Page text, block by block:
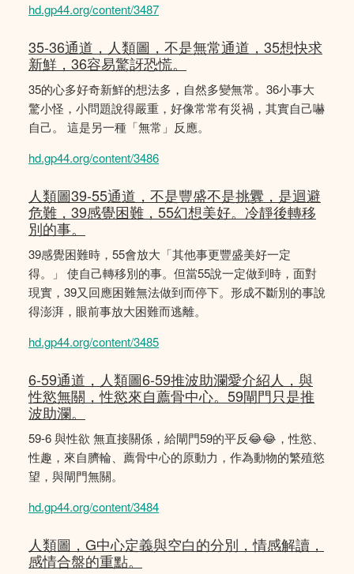
hd.gp44.org/content/3487
35-36通道，人類圖，不是無常通道，35想快求
新鮮，36容易驚訝恐慌。
35的心多好奇新鮮的想法多，自然多變無常。36小事大
驚小怪，小問題說得嚴重，好像常常有災禍，其實自己嚇
自己。 這是另一種「無常」反應。
hd.gp44.org/content/3486
人類圖39-55通道，不是豐盛不是挑釁，是迴避
危難，39感覺困難，55幻想美好。冷靜後轉移
別的事。
39感覺困難時，55會放大「其他事更豐盛美好一定
得。」 使自己轉移別的事。但當55說一定做到時，面對
現實，39又回應困難無法做到而停下。形成不斷別的事說
得澎湃，眼前事放大困難而逃離。
hd.gp44.org/content/3485
6-59通道，人類圖6-59推波助瀾愛介紹人，與
性慾無關，性慾來自薦骨中心。59閘門只是推
波助瀾。
59-6 與性欲 無直接關係，給閘門59的平反😂😂，性慾、
性趣，來自臍輪、薦骨中心的原動力，作為動物的繁殖慾
望，與閘門無關。
hd.gp44.org/content/3484
人類圖，G中心定義與空白的分別，情感解讀，
感情合盤的重點。